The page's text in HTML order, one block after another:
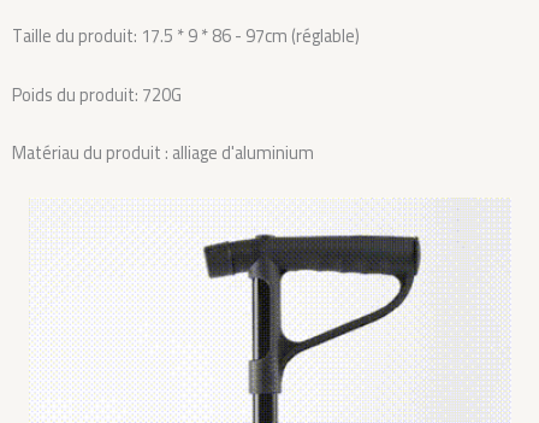
Taille du produit: 17.5 * 9 * 86 - 97cm (réglable)
Poids du produit: 720G
Matériau du produit : alliage d'aluminium